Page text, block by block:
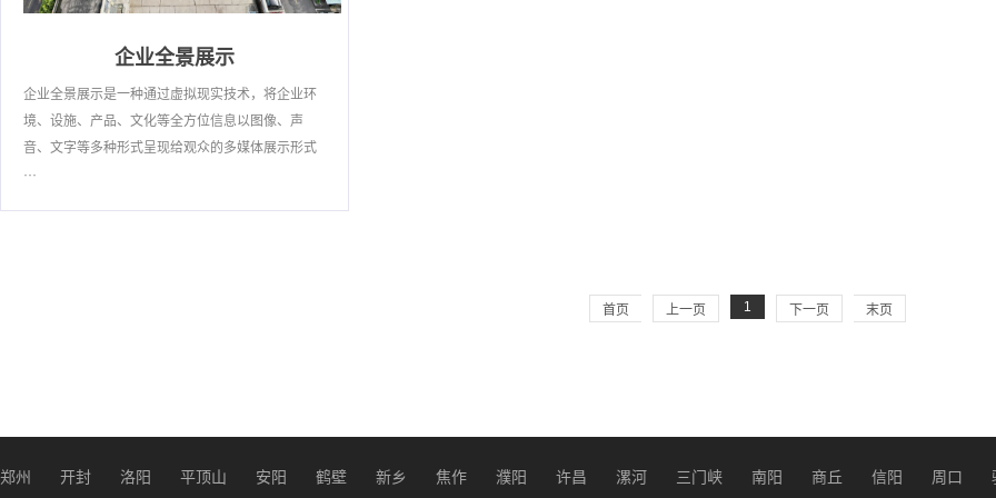
企业全景展示
企业全景展示是一种通过虚拟现实技术，将企业环
境、设施、产品、文化等全方位信息以图像、声
音、文字等多种形式呈现给观众的多媒体展示形式
···
首页 上一页 1 下一页 末页
郑州 开封 洛阳 平顶山 安阳 鹤壁 新乡 焦作 濮阳 许昌 漯河 三门峡 南阳 商丘 信阳 周口